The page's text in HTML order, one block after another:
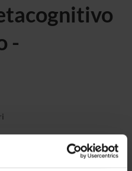
-
relativo
approccio